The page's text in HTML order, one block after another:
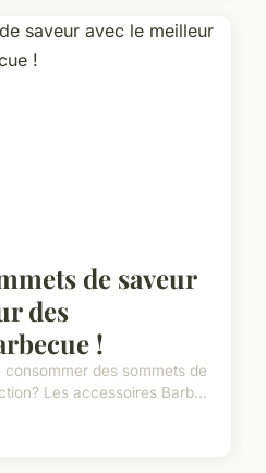
de saveur
des
!
des sommets de
Les accessoires Barb...